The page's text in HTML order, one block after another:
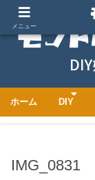
ホーム DIY
IMG_0831
メニュー